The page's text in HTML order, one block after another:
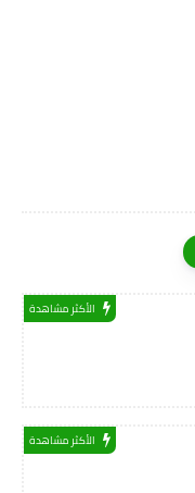
الأكثر مشاهدة
الأكثر مشاهدة